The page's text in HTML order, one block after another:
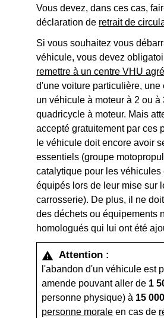
Vous devez, dans ces cas,
déclaration de retrait de
Si vous souhaitez vous
véhicule, vous devez
remettre à un centre VHU
d'une voiture particulière, une
un véhicule à moteur à 2 ou à
quadricycle à moteur. Mais
accepté gratuitement par ces
le véhicule doit encore avoir
essentiels (groupe
catalytique pour les véhicules
équipés lors de leur mise sur
carrosserie). De plus, il ne
des déchets ou équipements
homologués qui lui ont été
warning Attention :
l'abandon d'un véhicule est
amende pouvant aller de 1
personne physique) à 15
personne morale en cas de